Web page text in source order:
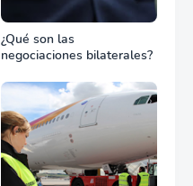
¿Qué son las
negociaciones bilaterales?